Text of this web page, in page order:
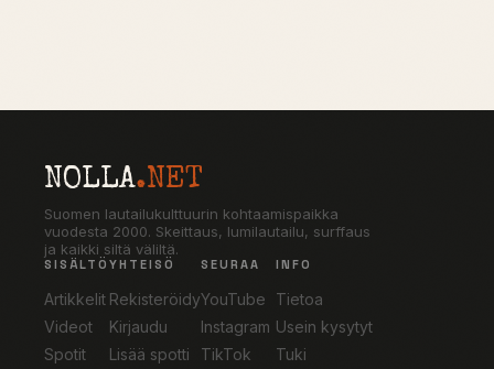
NOLLA.NET
Suomen lautailukulttuurin kohtaamispaikka
vuodesta 2000. Skeittaus, lumilautailu, surffaus
ja kaikki siltä väliltä.
SISÄLTÖ
Artikkelit
Videot
Spotit
YHTEISÖ
Rekisteröidy
Kirjaudu
Lisää spotti
SEURAA
YouTube
Instagram
TikTok
INFO
Tietoa
Usein kysytyt
Tuki